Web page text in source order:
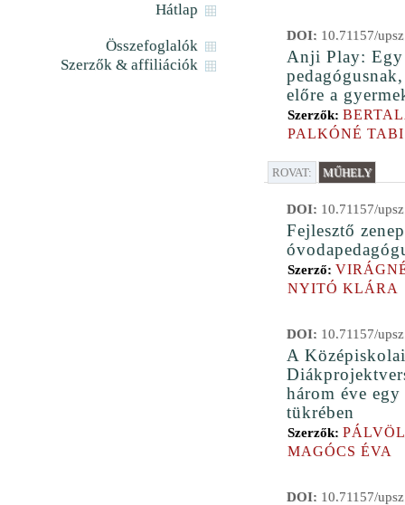
Hátlap
Összefoglalók
Szerzők & affiliációk
DOI: 10.71157/
Anji Play: Egy
előre a
Szerzők:
PALKÓNÉ
ROVAT: MŰHELY
DOI: 10.71157/
Fejlesztő
Szerző:
NYITÓ KLÁRA
DOI: 10.71157/
A Középiskolai
három éve egy
tükrében
Szerzők:
MAGÓCS ÉVA
DOI: 10.71157/